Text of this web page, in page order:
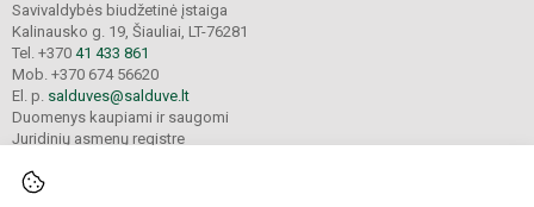
Savivaldybės biudžetinė įstaiga
Kalinausko g. 19, Šiauliai, LT-76281
Tel. +370 41 433 861
Mob. +370 674 56620
El. p. salduves@salduve.lt
Duomenys kaupiami ir saugomi
Juridinių asmenų registre